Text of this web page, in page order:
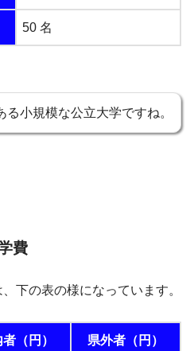
50 名
る小規模な公立大学ですね。
費
、下の表の様になっています。
（円） 県外者（円）